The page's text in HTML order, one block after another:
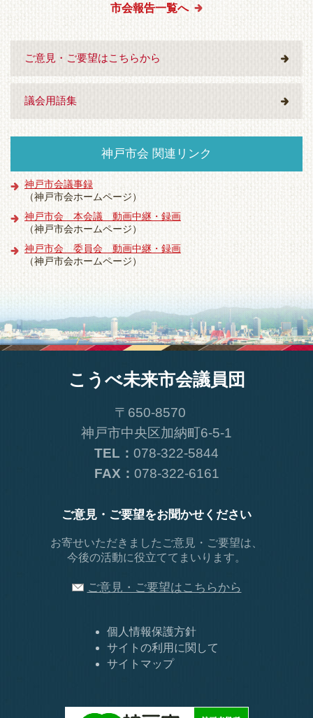
市会報告一覧へ
ご意見・ご要望はこちらから
議会用語集
神戸市会 関連リンク
神戸市会議事録
（神戸市会ホームページ）
神戸市会 本会議 動画中継・録画
（神戸市会ホームページ）
神戸市会 委員会 動画中継・録画
（神戸市会ホームページ）
こうべ未来市会議員団
〒650-8570
神戸市中央区加納町6-5-1
TEL： 078-322-5844
FAX： 078-322-6161
ご意見・ご要望をお聞かせください
お寄せいただきましたご意見・ご要望は、
今後の活動に役立ててまいります。
ご意見・ご要望はこちらから
個人情報保護方針
サイトの利用に関して
サイトマップ